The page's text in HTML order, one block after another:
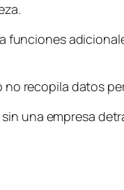
funciones
recopila datos
una empresa